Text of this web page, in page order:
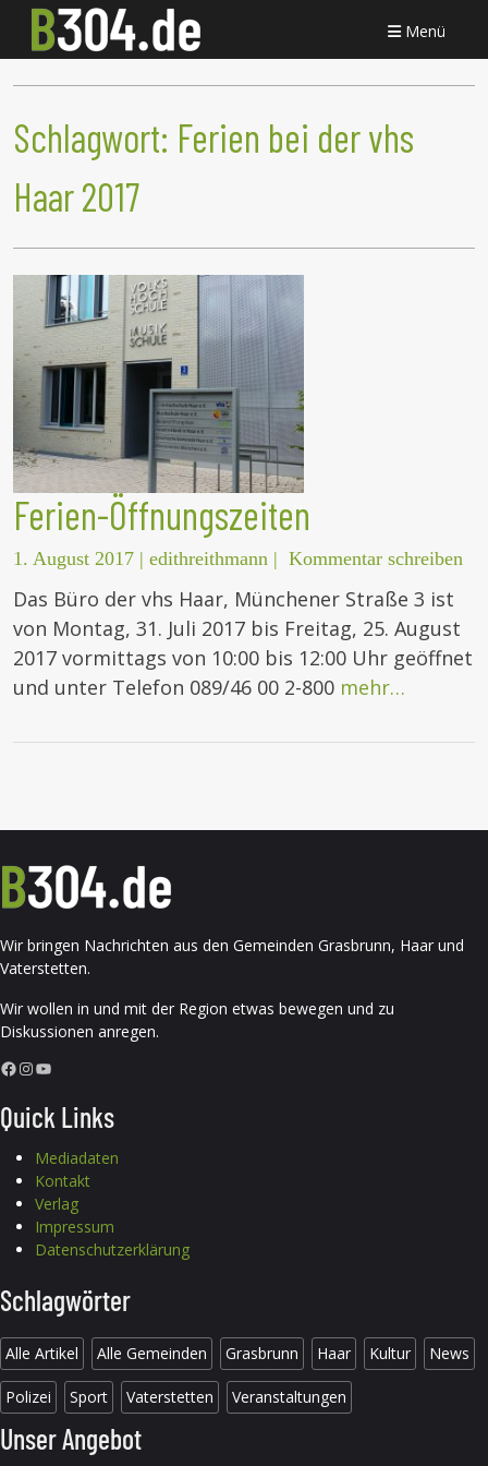
Menü
Schlagwort: Ferien bei der vhs
Haar 2017
Ferien-Öffnungszeiten
1. August 2017 | edithreithmann | Kommentar schreiben
Das Büro der vhs Haar, Münchener Straße 3 ist
von Montag, 31. Juli 2017 bis Freitag, 25. August
2017 vormittags von 10:00 bis 12:00 Uhr geöffnet
und unter Telefon 089/46 00 2-800 mehr…
Wir bringen Nachrichten aus den Gemeinden Grasbrunn, Haar und
Vaterstetten.
Wir wollen in und mit der Region etwas bewegen und zu
Diskussionen anregen.
Facebook InstagramYouTube
Quick Links
Mediadaten
Kontakt
Verlag
Impressum
Datenschutzerklärung
Schlagwörter
Alle Artikel Alle Gemeinden Grasbrunn Haar Kultur News
Polizei Sport Vaterstetten Veranstaltungen
Unser Angebot